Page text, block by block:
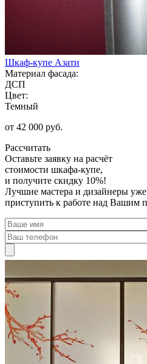
Шкаф-купе Азати
Материал фасада:
ДСП
Цвет:
Темный
от 42 000 руб.
Рассчитать
Оставьте заявку на расчёт
стоимости шкафа-купе,
и получите скидку 10%!
Лучшие мастера и дизайнеры
приступить к работе над Вашим